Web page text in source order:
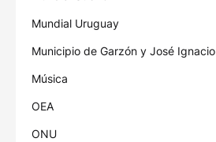
Mundial Uruguay
Municipio de Garzón y José Ignacio
Música
OEA
ONU